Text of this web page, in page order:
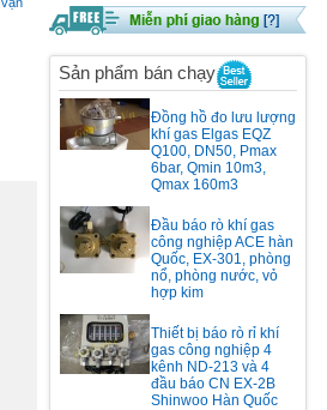
Sản phẩm bán chạy
Đồng hồ đo lưu lượng
khí gas Elgas EQZ
Q100, DN50, Pmax
6bar, Qmin 10m3,
Qmax 160m3
Đầu báo rò khí gas
công nghiệp ACE hàn
Quốc, EX-301, phòng
nổ, phòng nước, vỏ
hợp kim
Thiết bị báo rò rỉ khí
gas công nghiệp 4
kênh ND-213 và 4
đầu báo CN EX-2B
Shinwoo Hàn Quốc